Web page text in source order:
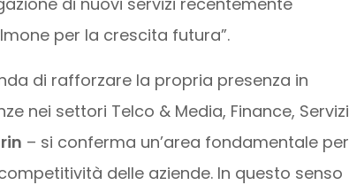
per la crescita futura”.
di rafforzare la propria presenza in
nei settori Telco & Media, Finance, Servizi
– si conferma un’area fondamentale per
delle aziende. In questo senso